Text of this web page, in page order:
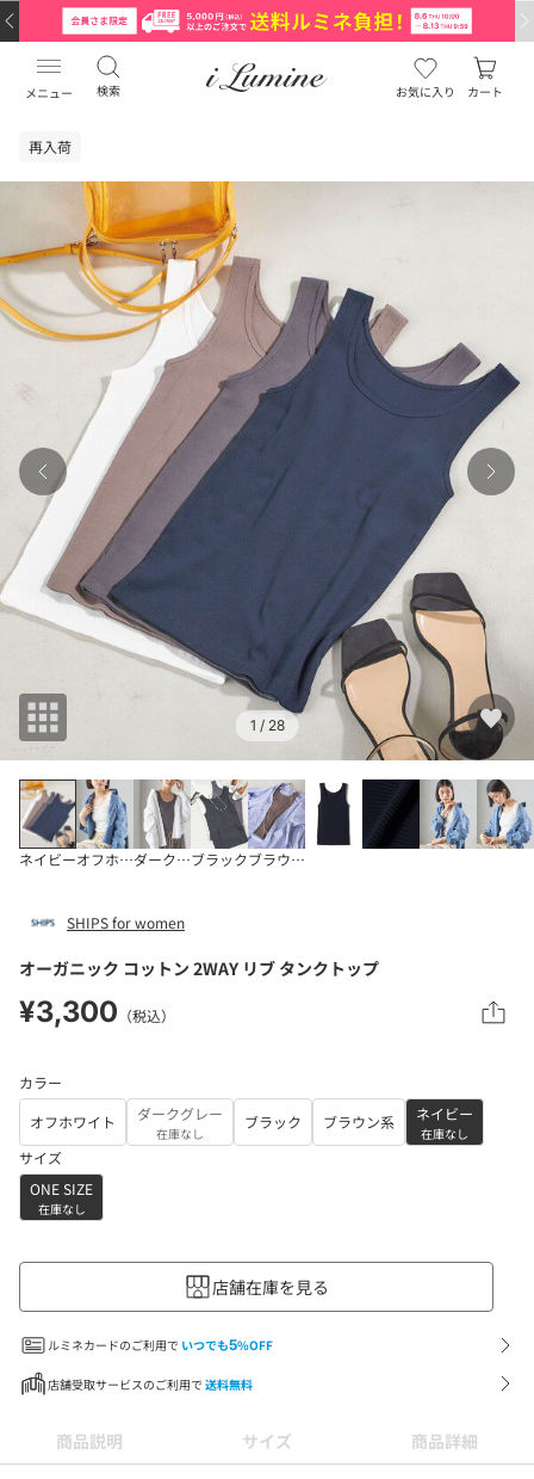
メニュー 検索 お気に入り カート
再入荷
1 / 28
ネイビーオフホワイトダークグレーブラックブラウン系
SHIPS for women
オーガニック コットン 2WAY リブ タンクトップ
¥3,300 （税込）
カラー
オフホワイト
ダークグレー
在庫なし
ブラック ブラウン系 ネイビー
在庫なし
サイズ
ONE SIZE
在庫なし
店舗在庫を見る
ルミネカードのご利用で いつでも5%OFF
店舗受取サービスのご利用で 送料無料
商品説明 サイズ 商品詳細